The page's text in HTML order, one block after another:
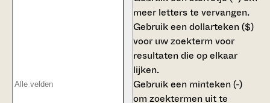
meer letters te vervangen.
Gebruik eendollarteken ($)
voor uw zoekterm voor
resultaten die op elkaar
lijken.
Gebruik een minteken (-)
om zoektermen uit te